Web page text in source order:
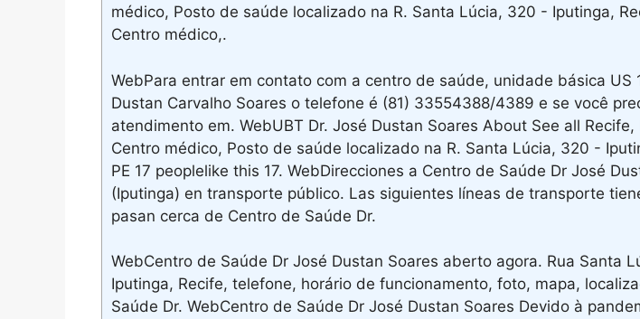
médico, Posto de saúde localizado na R. Santa Lúcia, 320 - Iputinga,
Centro médico,.
WebPara entrar em contato com a centro de saúde, unidade básica US
Dustan Carvalho Soares o telefone é (81) 33554388/4389 e se você
atendimento em. WebUBT Dr. José Dustan Soares About See all Recife,
Centro médico, Posto de saúde localizado na R. Santa Lúcia, 320 -
PE 17 peoplelike this 17. WebDirecciones a Centro de Saúde Dr José
(Iputinga) en transporte público. Las siguientes líneas de transporte
pasan cerca de Centro de Saúde Dr.
WebCentro de Saúde Dr José Dustan Soares aberto agora. Rua Santa
Iputinga, Recife, telefone, horário de funcionamento, foto, mapa,
Saúde Dr. WebCentro de Saúde Dr José Dustan Soares Devido à